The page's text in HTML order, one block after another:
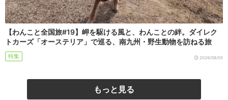
【わんこと全国旅#19】岬を駆ける風と、わんことの絆。ダイレク
トカーズ「オーステリア」で巡る、南九州・野生動物を訪ねる旅
特集 2026/08/05
もっと見る